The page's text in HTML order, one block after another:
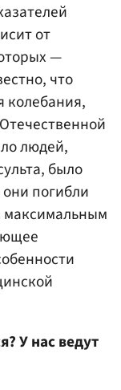
от
—
что
колебания,
людей,
было
погибли
максимальным
У нас ведут